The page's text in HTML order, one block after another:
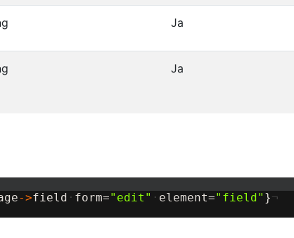
Ja
Ja
->field · form=" edit " · element=" field" }¬